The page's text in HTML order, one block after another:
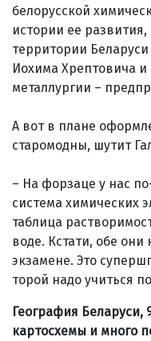
белорусской
истории ее
территории
Иохима Хрептовича
металлургии –
А вот в плане
старомодны, шутит
– На форзаце у нас
система химических
таблица
воде. Кстати, обе
экзамене. Это
торой надо учиться
География Беларуси,
картосхемы и много